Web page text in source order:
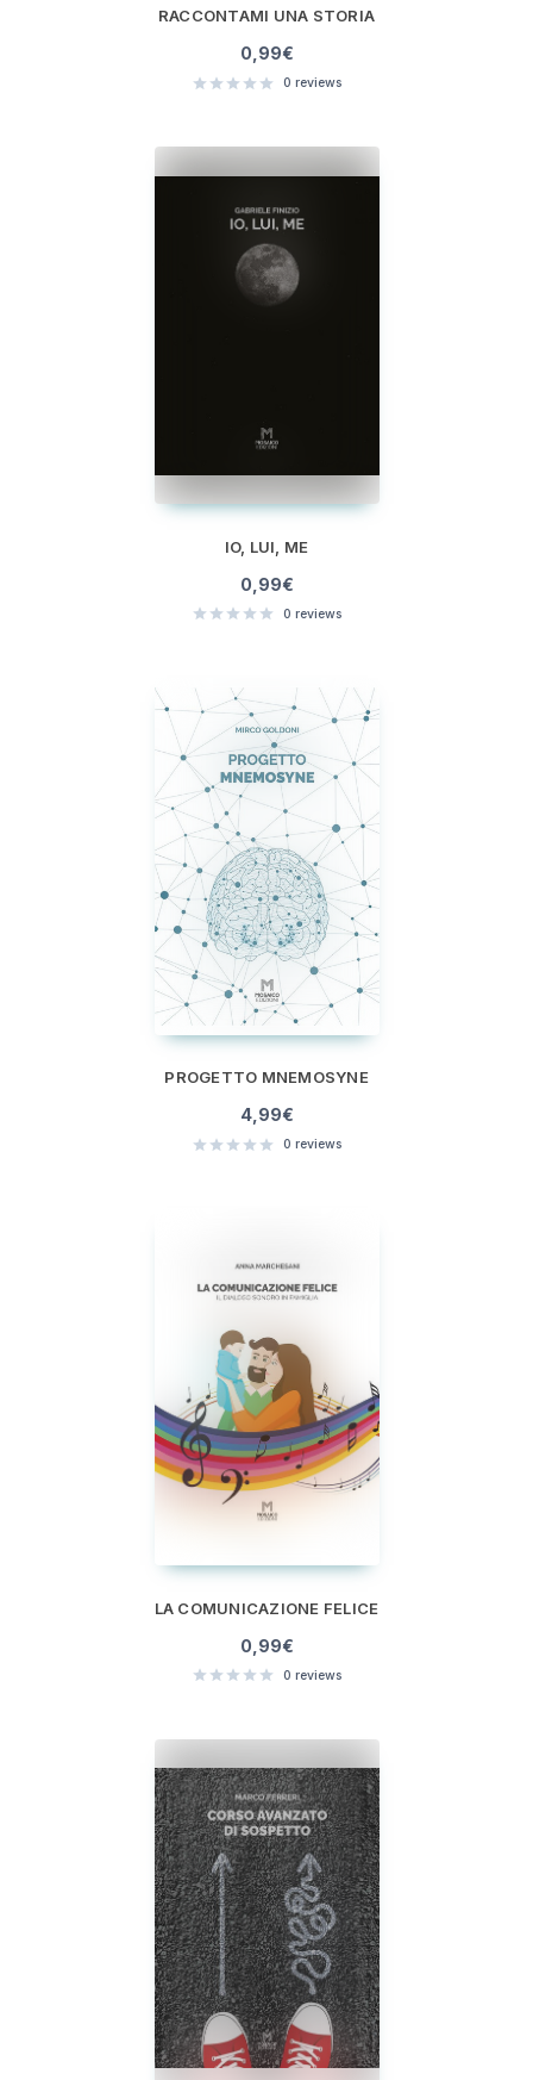
RACCONTAMI UNA STORIA
0,99€
0 reviews
IO, LUI, ME
0,99€
0 reviews
PROGETTO MNEMOSYNE
4,99€
0 reviews
LA COMUNICAZIONE FELICE
0,99€
0 reviews